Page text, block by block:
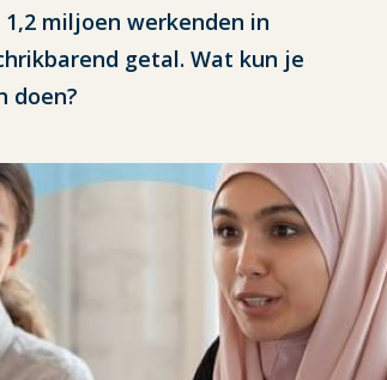
miljoen werkenden in
getal. Wat kun je
doen?